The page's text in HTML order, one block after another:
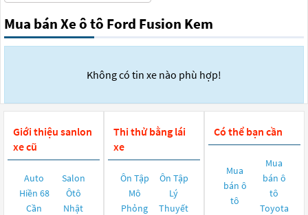
Mua bán Xe ô tô Ford Fusion Kem
Không có tin xe nào phù hợp!
Giới thiệu sanlon
xe cũ
Auto
Hiền 68
Cần
Salon
Ôtô
Nhật
Thi thử bằng lái
xe
Ôn Tập
Mô
Phỏng
Ôn Tập
Lý
Thuyết
Có thể bạn cần
Mua
bán ô
tô
Mua
bán ô
tô
Toyota